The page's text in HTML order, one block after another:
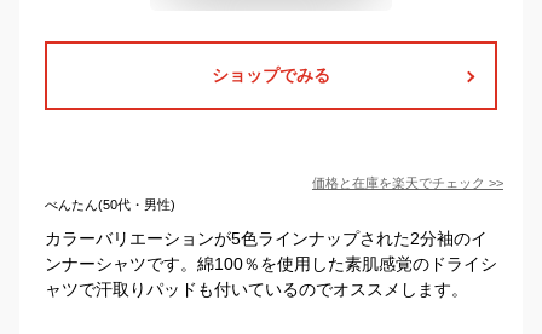
ショップでみる
価格と在庫を楽天でチェック >>
べんたん(50代・男性)
カラーバリエーションが5色ラインナップされた2分袖のイ
ンナーシャツです。綿100％を使用した素肌感覚のドライシ
ャツで汗取りパッドも付いているのでオススメします。